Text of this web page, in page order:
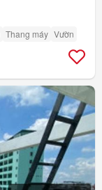
Thang máy Vườn